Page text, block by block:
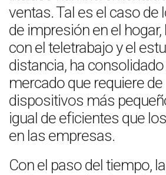
ventas. Tal es el caso de
de impresión en el
con el teletrabajo y el
distancia, ha
mercado que requiere de
dispositivos más
igual de eficientes que
en las empresas.
Con el paso del tiempo,